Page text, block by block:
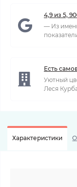
4,9 из 5,
— Из
Есть
Уютный
Леся
Характеристики